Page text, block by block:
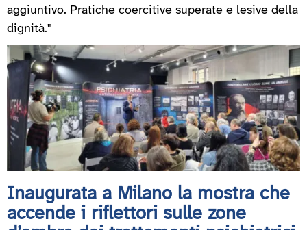
aggiuntivo. Pratiche coercitive superate e lesive della
dignità."
Inaugurata a Milano la mostra che
accende i riflettori sulle zone